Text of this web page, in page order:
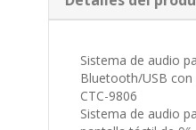
Bluetooth/USB con
CTC-9806
Sistema de audio
pantalla táctil de 9″